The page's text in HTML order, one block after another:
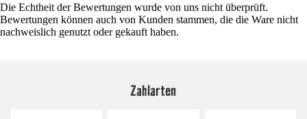
Die Echtheit der Bewertungen wurde von uns nicht überprüft.
Bewertungen können auch von Kunden stammen, die die Ware nicht
nachweislich genutzt oder gekauft haben.
Zahlarten